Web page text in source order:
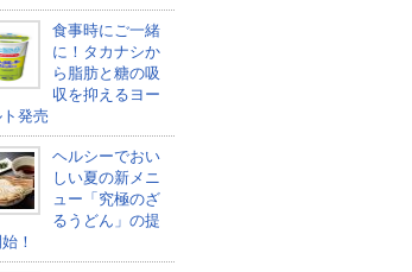
食事時にご一緒
に！タカナシか
ら脂肪と糖の吸
収を抑えるヨー
発売
ヘルシーでおい
しい夏の新メニ
ュー「究極のざ
るうどん」の提
！